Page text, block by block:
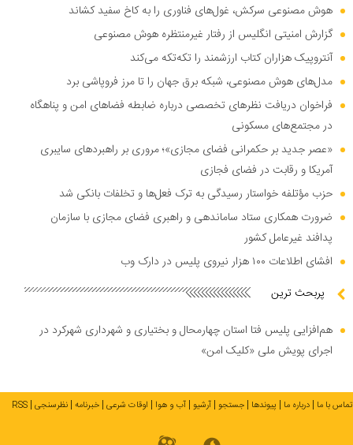
هوش مصنوعی سرکش، غول‌های فناوری را به کاخ سفید کشاند
گزارش امنیتی انگلیس از رفتار غیرمنتظره هوش مصنوعی
آنتروپیک هزاران کتاب ارزشمند را تکه‌تکه می‌کند
مدل‌های هوش مصنوعی، شبکه برق جهان را تا مرز فروپاشی برد
فراخوان دریافت نظر‌های تخصصی درباره ضابطه فضا‌های امن و پناهگاه
در مجتمع‌های مسکونی
«عصر جدید بر حکمرانی فضای مجازی»؛ مروری بر راهبرد‌های سایبری
آمریکا و رقابت در فضای فجازی
حزب مؤتلفه خواستار رسیدگی به ترک فعل‌ها و تخلفات بانکی شد
ضرورت همکاری ستاد ساماندهی و راهبری فضای مجازی با سازمان
پدافند غیرعامل کشور
افشای اطلاعات ۱۰۰ هزار نیروی پلیس در دارک وب
پربحث ترین
هم‌افزایی پلیس فتا استان چهارمحال و بختیاری و شهرداری شهرکرد در
اجرای پویش ملی «کلیک امن»
تماس با ما درباره ما پیوندها جستجو آرشیو آب و هوا اوقات شرعی خبرنامه نظرسنجی RSS